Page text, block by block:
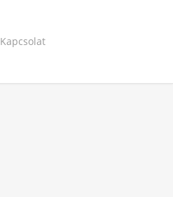
Kapcsolat